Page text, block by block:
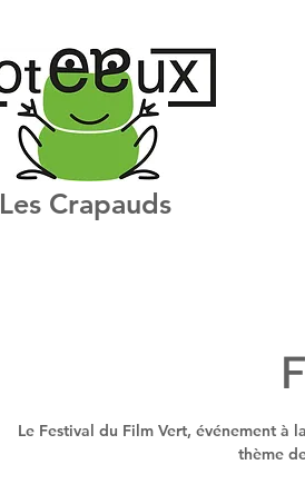
Les Crapauds
Le Festival du Film Vert, événement
thème